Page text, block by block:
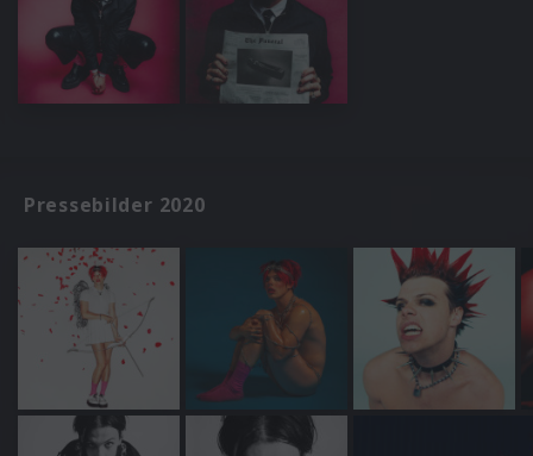
Pressebilder 2020